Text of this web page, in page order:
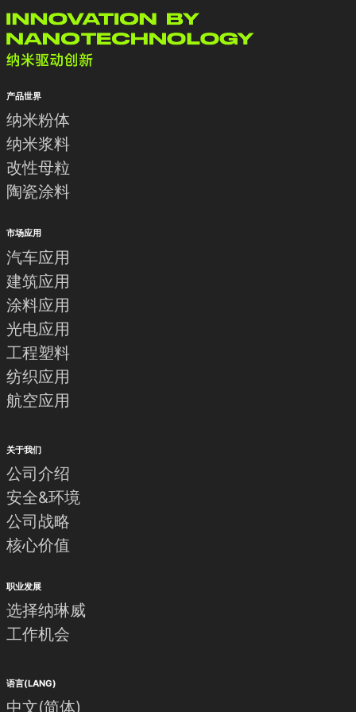
产品世界
纳米粉体
纳米浆料
改性母粒
陶瓷涂料
市场应用
汽车应用
建筑应用
涂料应用
光电应用
工程塑料
纺织应用
航空应用
关于我们
公司介绍
安全&环境
公司战略
核心价值
职业发展
选择纳琳威
工作机会
语言(LANG)
中文(简体)